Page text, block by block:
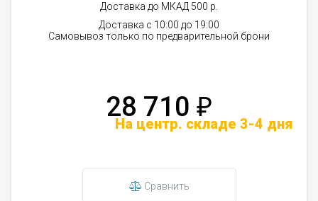
Доставка до МКАД 500 р.
Доставка с 10:00 до 19:00
Самовывоз только по предварительной брони
28 710 ₽
На центр. складе 3-4 дня
Сравнить